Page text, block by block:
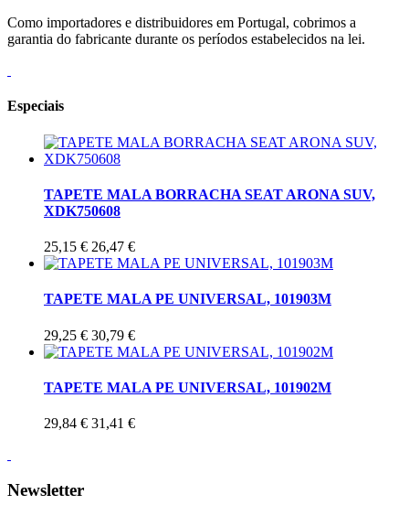
Como importadores e distribuidores em Portugal, cobrimos a
garantia do fabricante durante os períodos estabelecidos na lei.
Especiais
TAPETE MALA BORRACHA SEAT ARONA SUV,
XDK750608
25,15 € 26,47 €
TAPETE MALA PE UNIVERSAL, 101903M
29,25 € 30,79 €
TAPETE MALA PE UNIVERSAL, 101902M
29,84 € 31,41 €
Newsletter